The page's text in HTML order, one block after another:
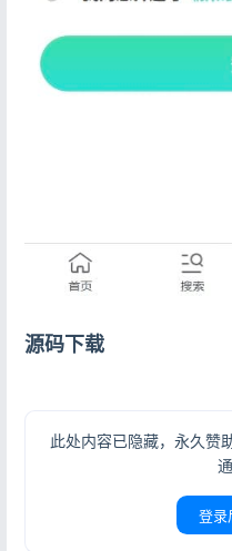
源码下载
此处内容已隐藏，永久赞
登录
登录